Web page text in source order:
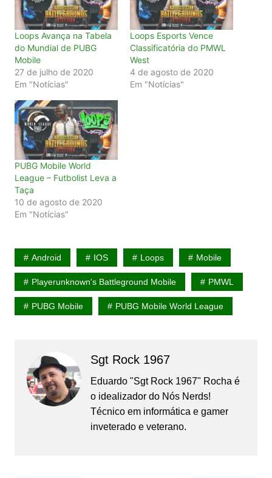
Loops Avança na Tabela
do Mundial de PUBG
Mobile
27 de julho de 2020
Em "Notícias"
Loops Esports Vence
Classificatória do PMWL
West
4 de agosto de 2020
Em "Notícias"
PUBG Mobile World
League – Futbolist Leva a
Taça
10 de agosto de 2020
Em "Notícias"
Android IOS Loops Mobile
Playerunknown's Battleground Mobile PMWL
PUBG Mobile PUBG Mobile World League
Sgt Rock 1967
Eduardo "Sgt Rock 1967" Rocha é
o idealizador do Nós Nerds!
Técnico em informática e gamer
inveterado e veterano.